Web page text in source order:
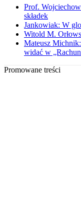
Prof.
składek
Jankowiak: W
Witold M.
Mateusz
widać w
Promowane treści